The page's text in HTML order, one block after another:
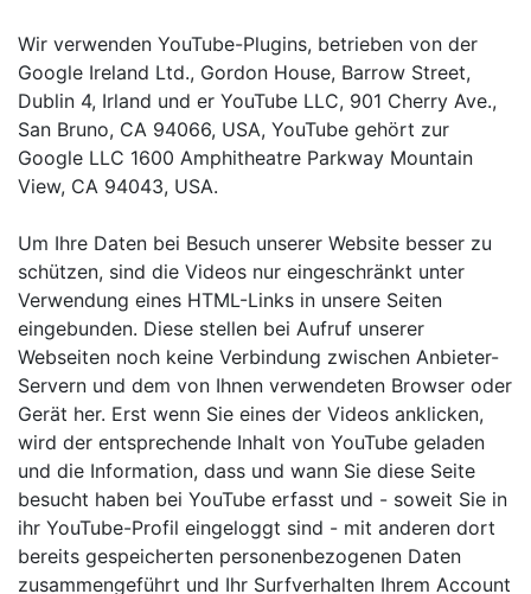
Wir verwenden YouTube-Plugins, betrieben von der
Google Ireland Ltd., Gordon House, Barrow Street,
Dublin 4, Irland und er YouTube LLC, 901 Cherry Ave.,
San Bruno, CA 94066, USA, YouTube gehört zur
Google LLC 1600 Amphitheatre Parkway Mountain
View, CA 94043, USA.
Um Ihre Daten bei Besuch unserer Website besser zu
schützen, sind die Videos nur eingeschränkt unter
Verwendung eines HTML-Links in unsere Seiten
eingebunden. Diese stellen bei Aufruf unserer
Webseiten noch keine Verbindung zwischen Anbieter-
Servern und dem von Ihnen verwendeten Browser oder
Gerät her. Erst wenn Sie eines der Videos anklicken,
wird der entsprechende Inhalt von YouTube geladen
und die Information, dass und wann Sie diese Seite
besucht haben bei YouTube erfasst und - soweit Sie in
ihr YouTube-Profil eingeloggt sind - mit anderen dort
bereits gespeicherten personenbezogenen Daten
zusammengeführt und Ihr Surfverhalten Ihrem Account